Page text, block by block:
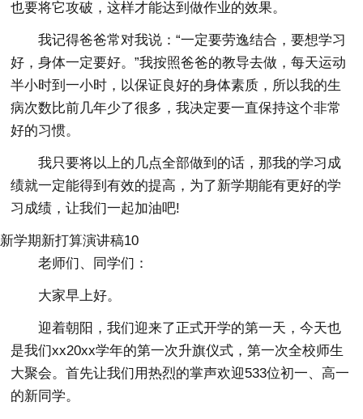
也要将它攻破，这样才能达到做作业的效果。
我记得爸爸常对我说：“一定要劳逸结合，要想学习
好，身体一定要好。”我按照爸爸的教导去做，每天运动
半小时到一小时，以保证良好的身体素质，所以我的生
病次数比前几年少了很多，我决定要一直保持这个非常
好的习惯。
我只要将以上的几点全部做到的话，那我的学习成
绩就一定能得到有效的提高，为了新学期能有更好的学
习成绩，让我们一起加油吧!
新学期新打算演讲稿10
老师们、同学们：
大家早上好。
迎着朝阳，我们迎来了正式开学的第一天，今天也
是我们xx20xx学年的第一次升旗仪式，第一次全校师生
大聚会。首先让我们用热烈的掌声欢迎533位初一、高一
的新同学。